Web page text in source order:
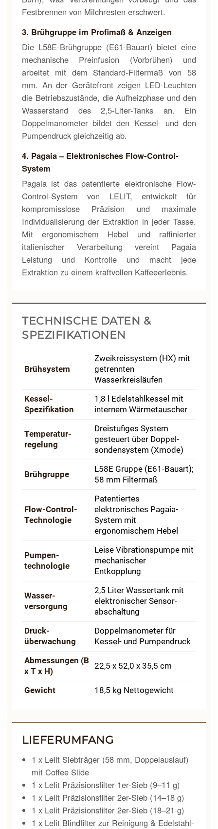
Festbrennen von Milchresten erschwert.
3. Brühgruppe im Profimaß & Anzeigen
Die L58E-Brühgruppe (E61-Bauart) bietet eine
mechanische Preinfusion (Vorbrühen) und
arbeitet mit dem Standard-Filtermaß von 58
mm. An der Gerätefront zeigen LED-Leuchten
die Betriebszustände, die Aufheizphase und den
Wasserstand des 2,5-Liter-Tanks an. Ein
Doppelmanometer bildet den Kessel- und den
Pumpendruck gleichzeitig ab.
4. Pagaia – Elektronisches Flow-Control-
System
Pagaia ist das patentierte elektronische Flow-
Control-System von LELIT, entwickelt für
kompromisslose Präzision und maximale
Individualisierung der Extraktion in jeder Tasse.
Mit ergonomischem Hebel und raffinierter
italienischer Verarbeitung vereint Pagaia
Leistung und Kontrolle und macht jede
Extraktion zu einem kraftvollen Kaffeeerlebnis.
TECHNISCHE DATEN &
SPEZIFIKATIONEN
Brühsystem
Zweikreis­system (HX) mit
getrennten
Wasserkreisläufen
Kessel-
Spezifikation
1,8 l Edelstahl­kessel mit
internem Wärmetauscher
Temperatur­
regelung
Dreistufiges System
gesteuert über Doppel­
sondensystem (Xmode)
Brühgruppe
L58E Gruppe (E61-Bauart);
58 mm Filtermaß
Flow-Control-
Technologie
Patentiertes
elektronisches Pagaia-
System mit
ergonomischem Hebel
Pumpen­
technologie
Leise Vibrations­pumpe mit
mechanischer
Entkopplung
Wasser­
versorgung
2,5 Liter Wassertank mit
elektronischer Sensor­
abschaltung
Druck­
überwachung
Doppel­manometer für
Kessel- und Pumpendruck
Abmessungen (B
x T x H)
22,5 x 52,0 x 35,5 cm
Gewicht 18,5 kg Nettogewicht
LIEFERUMFANG
1 x Lelit Siebträger (58 mm, Doppelauslauf)
mit Coffee Slide
1 x Lelit Präzisionsfilter 1er-Sieb (9–11 g)
1 x Lelit Präzisionsfilter 2er-Sieb (14–18 g)
1 x Lelit Präzisionsfilter 2er-Sieb (18–21 g)
1 x Lelit Blindfilter zur Reinigung & Edelstahl-